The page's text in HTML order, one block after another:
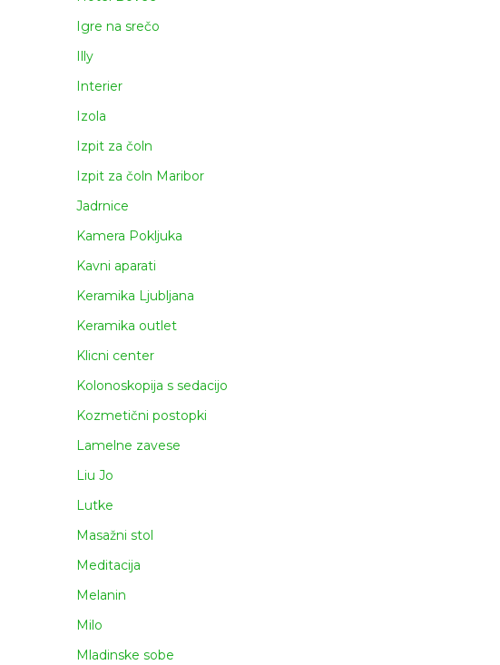
Igre na srečo
Illy
Interier
Izola
Izpit za čoln
Izpit za čoln Maribor
Jadrnice
Kamera Pokljuka
Kavni aparati
Keramika Ljubljana
Keramika outlet
Klicni center
Kolonoskopija s sedacijo
Kozmetični postopki
Lamelne zavese
Liu Jo
Lutke
Masažni stol
Meditacija
Melanin
Milo
Mladinske sobe